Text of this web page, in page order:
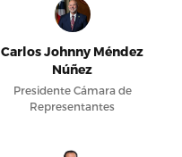
Carlos Johnny Méndez
Núñez
Presidente Cámara de
Representantes